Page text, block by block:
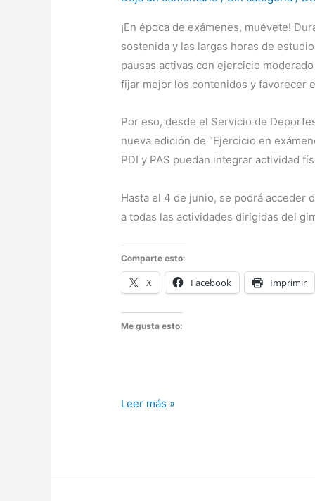
¡En época de exámenes, muévete!
sostenida y las largas horas de
pausas activas con ejercicio
fijar mejor los contenidos y favorecer
Por eso, desde el Servicio de
nueva edición de “Ejercicio en
PDI y PAS puedan integrar actividad
Hasta el 4 de junio, se podrá acceder
a todas las actividades dirigidas del
Comparte esto:
X Facebook Imprimir
Me gusta esto:
Ejercicio
junio
Leer más »